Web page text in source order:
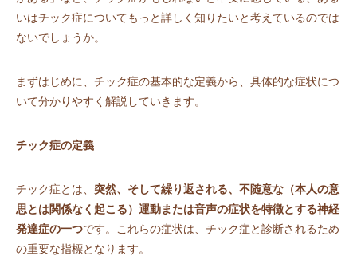
いはチック症についてもっと詳しく知りたいと考えているのでは
ないでしょうか。
まずはじめに、チック症の基本的な定義から、具体的な症状につ
いて分かりやすく解説していきます。
チック症の定義
チック症とは、 突然、そして繰り返される、不随意な（本人の意
思とは関係なく起こる）運動または音声の症状を特徴とする神経
発達症の一つです。これらの症状は、チック症と診断されるため
の重要な指標となります。